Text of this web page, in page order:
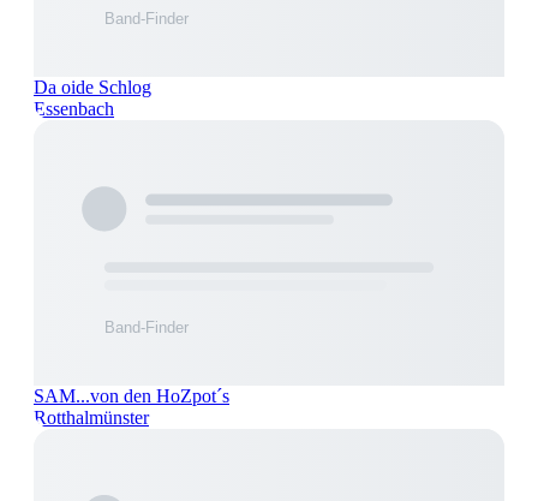
Da oide Schlog
Essenbach
SAM...von den HoZpot´s
Rotthalmünster